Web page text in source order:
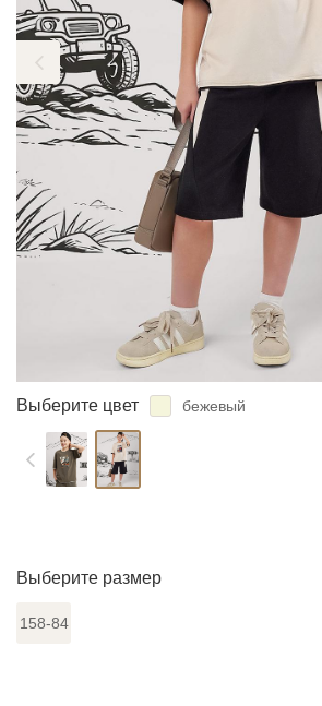
Выберите цвет бежевый
Выберите размер
158-84